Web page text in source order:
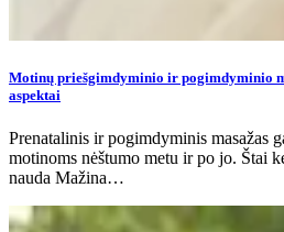
Motinų priešgimdyminio ir pogimdyminio
aspektai
Prenatalinis ir pogimdyminis masažas
motinoms nėštumo metu ir po jo. Štai
nauda Mažina…